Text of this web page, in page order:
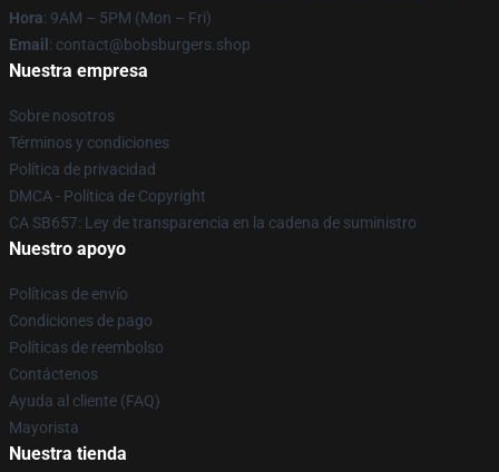
Hora: 9AM – 5PM (Mon – Fri)
Email : contact@bobsburgers.shop
Nuestra empresa
Sobre nosotros
Términos y condiciones
Política de privacidad
DMCA - Política de Copyright
CA SB657: Ley de transparencia en la cadena de suministro
Nuestro apoyo
Políticas de envío
Condiciones de pago
Políticas de reembolso
Contáctenos
Ayuda al cliente (FAQ)
Mayorista
Nuestra tienda